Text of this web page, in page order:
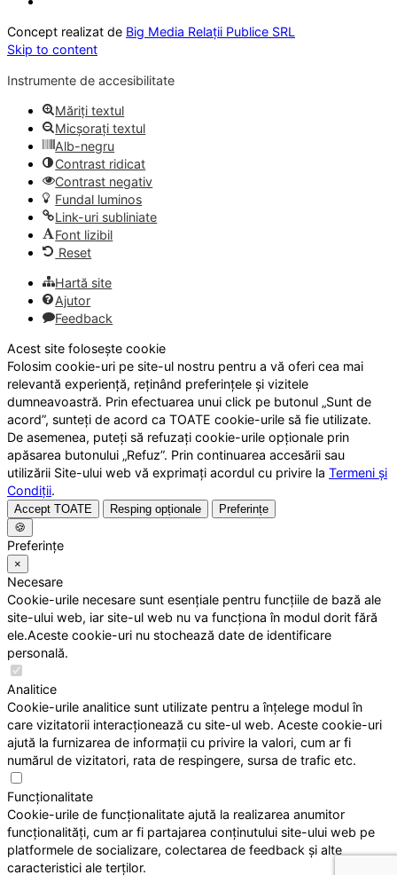
Concept realizat de Big Media Relații Publice SRL
Skip to content
Instrumente de accesibilitate
Măriți textul
Micșorați textul
Alb-negru
Contrast ridicat
Contrast negativ
Fundal luminos
Link-uri subliniate
Font lizibil
Reset
Hartă site
Ajutor
Feedback
Acest site folosește cookie
Folosim cookie-uri pe site-ul nostru pentru a vă oferi cea mai
relevantă experiență, reținând preferințele și vizitele
dumneavoastră. Prin efectuarea unui click pe butonul „Sunt de
acord”, sunteți de acord ca TOATE cookie-urile să fie utilizate.
De asemenea, puteți să refuzați cookie-urile opționale prin
apăsarea butonului „Refuz”. Prin continuarea accesării sau
utilizării Site-ului web vă exprimați acordul cu privire la Termeni și
Condiții.
Accept TOATE Resping opționale
Preferințe
🍪
Preferințe
×
Necesare
Cookie-urile necesare sunt esențiale pentru funcțiile de bază ale
site-ului web, iar site-ul web nu va funcționa în modul dorit fără
ele.Aceste cookie-uri nu stochează date de identificare
personală.
Analitice
Cookie-urile analitice sunt utilizate pentru a înțelege modul în
care vizitatorii interacționează cu site-ul web. Aceste cookie-uri
ajută la furnizarea de informații cu privire la valori, cum ar fi
numărul de vizitatori, rata de respingere, sursa de trafic etc.
Funcționalitate
Cookie-urile de funcționalitate ajută la realizarea anumitor
funcționalități, cum ar fi partajarea conținutului site-ului web pe
platformele de socializare, colectarea de feedback și alte
caracteristici ale terților.